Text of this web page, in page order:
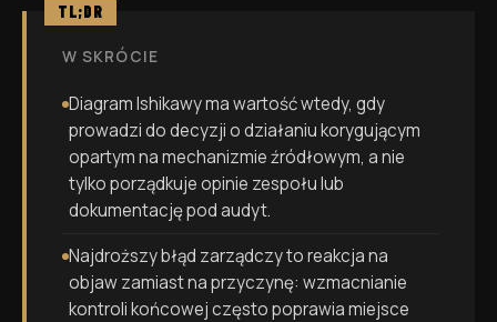
TL;DR
W SKRÓCIE
Diagram Ishikawy ma wartość wtedy, gdy
prowadzi do decyzji o działaniu korygującym
opartym na mechanizmie źródłowym, a nie
tylko porządkuje opinie zespołu lub
dokumentację pod audyt.
Najdroższy błąd zarządczy to reakcja na
objaw zamiast na przyczynę: wzmacnianie
kontroli końcowej często poprawia miejsce